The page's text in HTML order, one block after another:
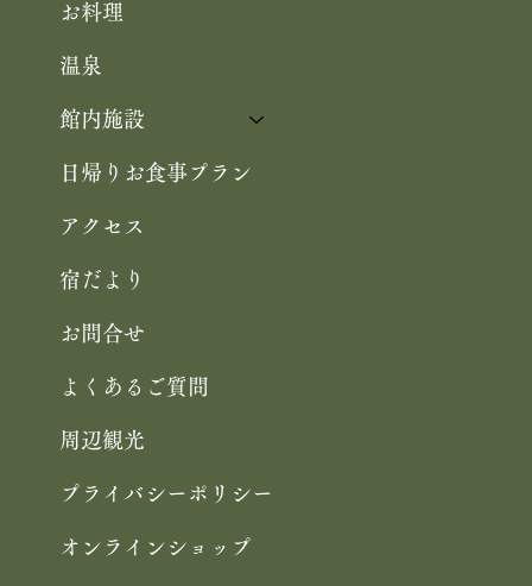
お料理
温泉
館内施設
日帰りお食事プラン
アクセス
宿だより
お問合せ
よくあるご質問
周辺観光
プライバシーポリシー
オンラインショップ